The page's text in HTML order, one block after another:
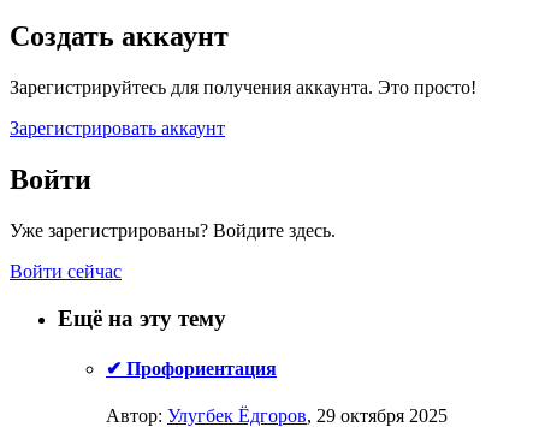
Создать аккаунт
Зарегистрируйтесь для получения аккаунта. Это просто!
Зарегистрировать аккаунт
Войти
Уже зарегистрированы? Войдите здесь.
Войти сейчас
Ещё на эту тему
✔ Профориентация
Автор: Улугбек Ёдгоров, 29 октября 2025